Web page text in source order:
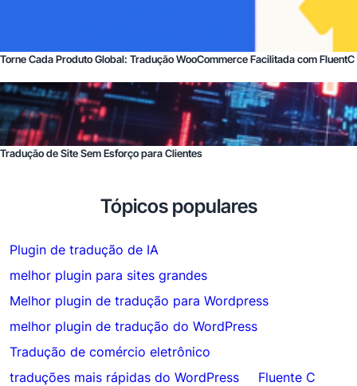
Torne Cada Produto Global: Tradução WooCommerce Facilitada com FluentC
Tradução de Site Sem Esforço para Clientes
Tópicos populares
Plugin de tradução de IA
melhor plugin para sites grandes
Melhor plugin de tradução para Wordpress
melhor plugin de tradução do WordPress
Tradução de comércio eletrônico
traduções mais rápidas do WordPress
Fluente C